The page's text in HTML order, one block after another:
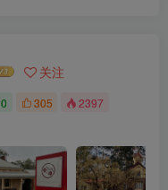
关注
0 305 2397